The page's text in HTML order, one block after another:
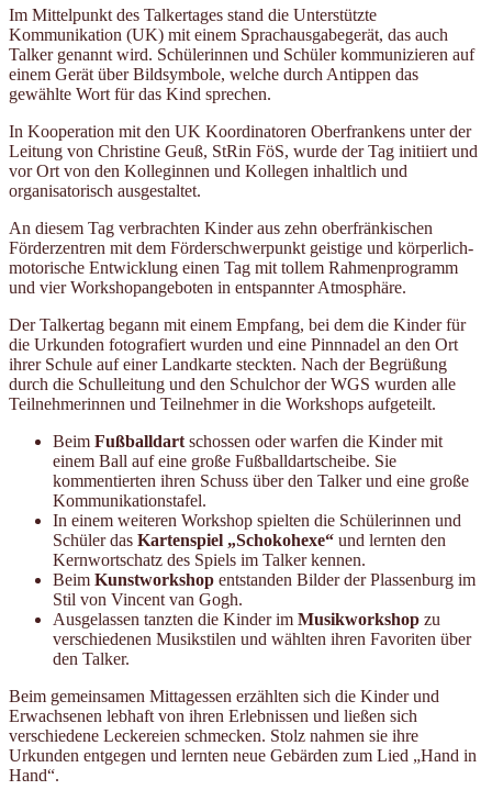
Im Mittelpunkt des Talkertages stand die Unterstützte
Kommunikation (UK) mit einem Sprachausgabegerät, das auch
Talker genannt wird. Schülerinnen und Schüler kommunizieren auf
einem Gerät über Bildsymbole, welche durch Antippen das
gewählte Wort für das Kind sprechen.
In Kooperation mit den UK Koordinatoren Oberfrankens unter der
Leitung von Christine Geuß, StRin FöS, wurde der Tag initiiert und
vor Ort von den Kolleginnen und Kollegen inhaltlich und
organisatorisch ausgestaltet.
An diesem Tag verbrachten Kinder aus zehn oberfränkischen
Förderzentren mit dem Förderschwerpunkt geistige und körperlich-
motorische Entwicklung einen Tag mit tollem Rahmenprogramm
und vier Workshopangeboten in entspannter Atmosphäre.
Der Talkertag begann mit einem Empfang, bei dem die Kinder für
die Urkunden fotografiert wurden und eine Pinnnadel an den Ort
ihrer Schule auf einer Landkarte steckten. Nach der Begrüßung
durch die Schulleitung und den Schulchor der WGS wurden alle
Teilnehmerinnen und Teilnehmer in die Workshops aufgeteilt.
Beim Fußballdart schossen oder warfen die Kinder mit
einem Ball auf eine große Fußballdartscheibe. Sie
kommentierten ihren Schuss über den Talker und eine große
Kommunikationstafel.
In einem weiteren Workshop spielten die Schülerinnen und
Schüler das Kartenspiel „Schokohexe“ und lernten den
Kernwortschatz des Spiels im Talker kennen.
Beim Kunstworkshop entstanden Bilder der Plassenburg im
Stil von Vincent van Gogh.
Ausgelassen tanzten die Kinder im Musikworkshop zu
verschiedenen Musikstilen und wählten ihren Favoriten über
den Talker.
Beim gemeinsamen Mittagessen erzählten sich die Kinder und
Erwachsenen lebhaft von ihren Erlebnissen und ließen sich
verschiedene Leckereien schmecken. Stolz nahmen sie ihre
Urkunden entgegen und lernten neue Gebärden zum Lied „Hand in
Hand“.